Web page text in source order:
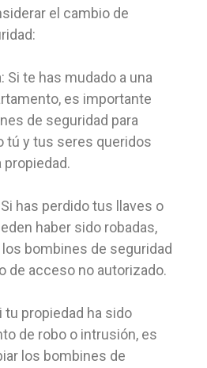
el cambio de
Si te has mudado a una
es importante
de seguridad para
tú y tus seres queridos
propiedad.
has perdido tus llaves o
haber sido robadas,
bombines de seguridad
de acceso no autorizado.
tu propiedad ha sido
de robo o intrusión, es
los bombines de